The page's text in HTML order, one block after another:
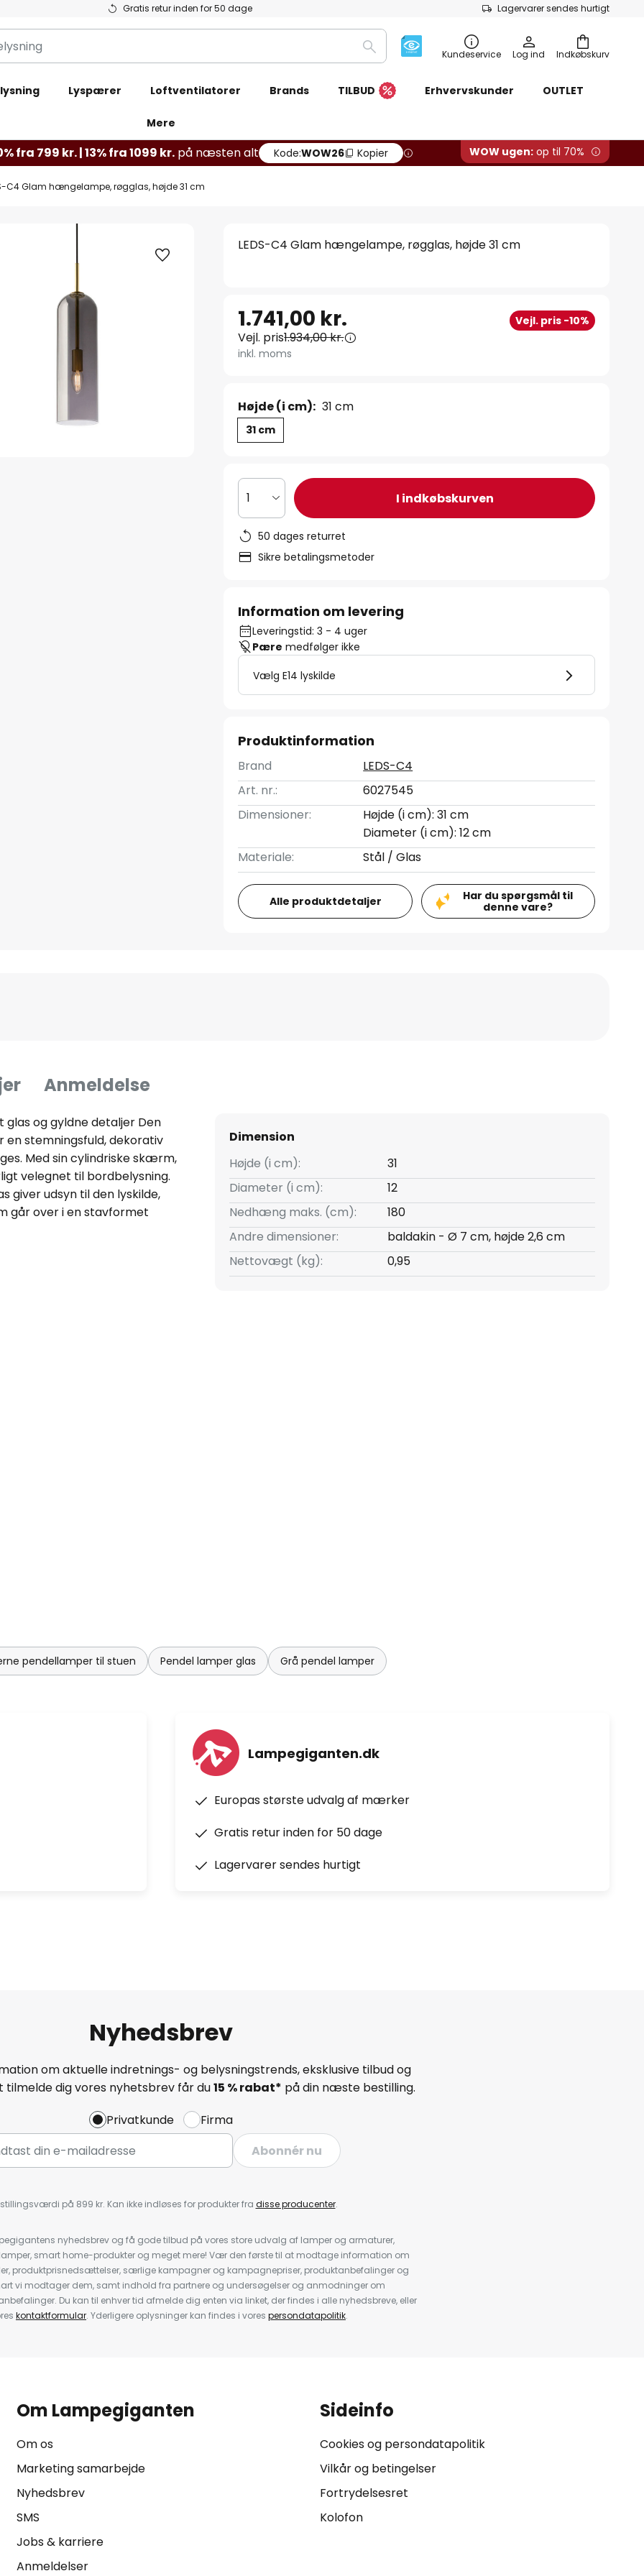
Gratis retur inden for 50 dage Lagervarer sendes hurtigt
Indkøbskurv
Søg Kundeservice Log ind
Lyspærer Loftventilatorer Brands TILBUD Erhvervskunder OUTLET
Mere
fra 799 kr. | 13% fra 1099 kr. på næsten alt Kode:WOW26 Kopier WOW ugen: op til 70%
C4 Glam hængelampe, røgglas, højde 31 cm
LEDS-C4 Glam hængelampe, røgglas, højde 31 cm
1.741,00 kr. Vejl. pris -10%
Vejl. pris1.934,00 kr.
inkl. moms
Højde (i cm): 31 cm
31 cm
1 I indkøbskurven
50 dages returret
Sikre betalingsmetoder
Information om levering
Leveringstid: 3 - 4 uger
Pære medfølger ikke
Vælg E14 lyskilde
Produktinformation
Brand
LEDS-C4
Art. nr.:
6027545
Dimensioner:
Højde (i cm): 31 cm
Diameter (i cm): 12 cm
Materiale:
Stål / Glas
Alle produktdetaljer
Har du spørgsmål til
denne vare?
Anmeldelse
og gyldne detaljer Den
stemningsfuld, dekorativ
Med sin cylindriske skærm,
velegnet til bordbelysning.
giver udsyn til den lyskilde,
går over i en stavformet
sektioner tilføjer et
Dimension
Højde (i cm):
31
Diameter (i cm):
12
Nedhæng maks. (cm):
180
Andre dimensioner:
baldakin - Ø 7 cm, højde 2,6 cm
Nettovægt (kg):
0,95
pendellamper til stuen Pendel lamper glas Grå pendel lamper
Lampegiganten.dk
Europas største udvalg af mærker
Gratis retur inden for 50 dage
Lagervarer sendes hurtigt
Nyhedsbrev
om aktuelle indretnings- og belysningstrends, eksklusive tilbud og
tilmelde dig vores nyhetsbrev får du15 % rabat* på din næste bestilling.
Privatkunde
Firma
Abonnér nu
på 899 kr. Kan ikke indløses for produkter fra disse producenter.
nyhedsbrev og få gode tilbud på vores store udvalg af lamper og armaturer,
smart home-produkter og meget mere! Vær den første til at modtage information om
produktprisnedsættelser, særlige kampagner og kampagnepriser, produktanbefalinger og
vi modtager dem, samt indhold fra partnere og undersøgelser og anmodninger om
Du kan til enhver tid afmelde dig enten via linket, der findes i alle nyhedsbreve, eller
kontaktformular. Yderligere oplysninger kan findes i vores persondatapolitik.
Om Lampegiganten
Om os
Marketing samarbejde
Nyhedsbrev
SMS
Jobs & karriere
Anmeldelser
Sideinfo
Cookies og persondatapolitik
Vilkår og betingelser
Fortrydelsesret
Kolofon